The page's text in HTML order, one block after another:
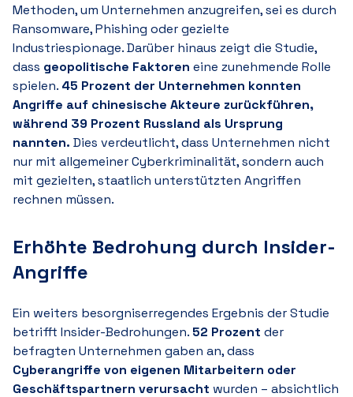
Methoden, um Unternehmen anzugreifen, sei es durch
Ransomware, Phishing oder gezielte
Industriespionage. Darüber hinaus zeigt die Studie,
dass geopolitische Faktoren eine zunehmende Rolle
spielen. 45 Prozent der Unternehmen konnten
Angriffe auf chinesische Akteure zurückführen,
während 39 Prozent Russland als Ursprung
nannten. Dies verdeutlicht, dass Unternehmen nicht
nur mit allgemeiner Cyberkriminalität, sondern auch
mit gezielten, staatlich unterstützten Angriffen
rechnen müssen.
Erhöhte Bedrohung durch Insider-
Angriffe
Ein weiters besorgniserregendes Ergebnis der Studie
betrifft Insider-Bedrohungen. 52 Prozent der
befragten Unternehmen gaben an, dass
Cyberangriffe von eigenen Mitarbeitern oder
Geschäftspartnern verursacht wurden – absichtlich